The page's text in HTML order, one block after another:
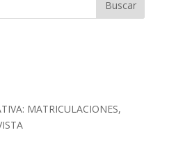
MATRICULACIONES,